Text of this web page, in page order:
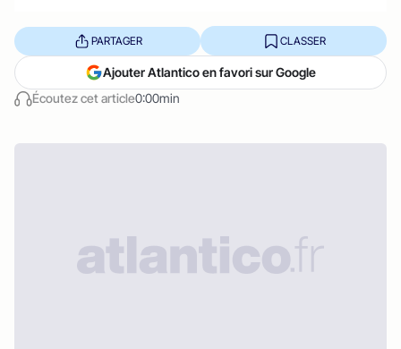
Écoutez cet article0:00min
PARTAGER CLASSER
Ajouter Atlantico en favori sur Google